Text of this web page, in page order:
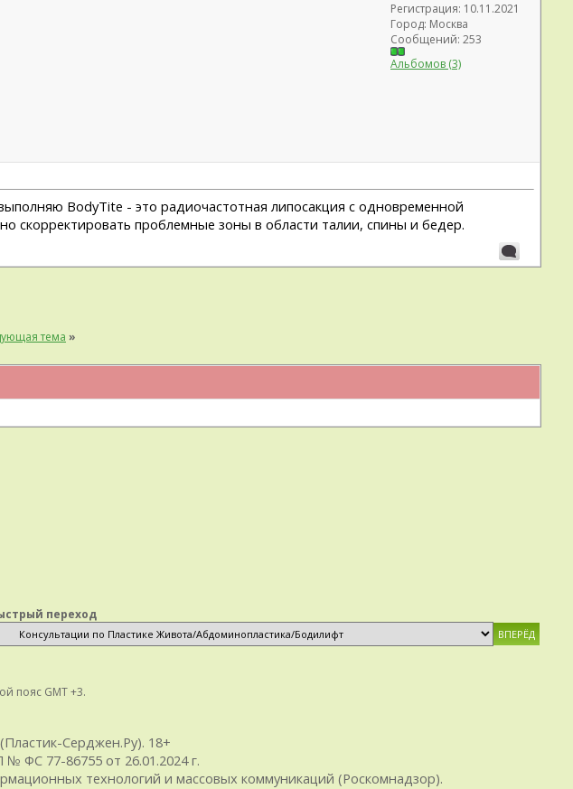
Регистрация: 10.11.2021
Город: Москва
Сообщений: 253
Альбомов (3)
BodyTite - это радиочастотная липосакция с одновременной
скорректировать проблемные зоны в области талии, спины и бедер.
тема »
переход
пояс GMT +3.
Серджен.Ру). 18+
ФС 77-86755 от 26.01.2024 г.
технологий и массовых коммуникаций (Роскомнадзор).